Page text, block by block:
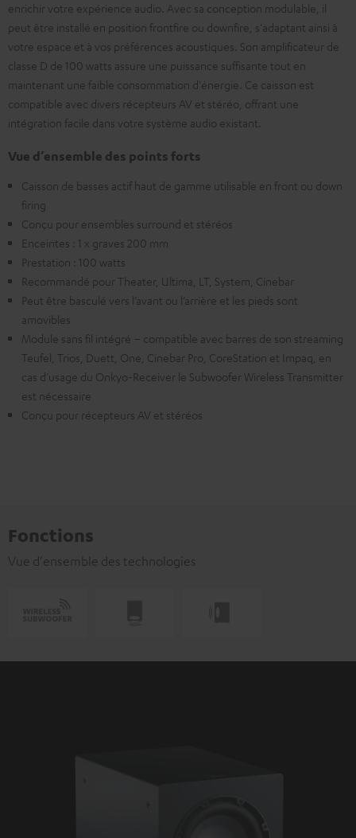
enrichir votre expérience audio. Avec sa conception modulable, il
peut être installé en position frontfire ou downfire, s'adaptant ainsi à
votre espace et à vos préférences acoustiques. Son amplificateur de
classe D de 100 watts assure une puissance suffisante tout en
maintenant une faible consommation d'énergie. Ce caisson est
compatible avec divers récepteurs AV et stéréo, offrant une
intégration facile dans votre système audio existant.
Vue d’ensemble des points forts
Caisson de basses actif haut de gamme utilisable en front ou down
firing
Conçu pour ensembles surround et stéréos
Enceintes : 1 x graves 200 mm
Prestation : 100 watts
Recommandé pour Theater, Ultima, LT, System, Cinebar
Peut être basculé vers l’avant ou l’arrière et les pieds sont
amovibles
Module sans fil intégré – compatible avec barres de son streaming
Teufel, Trios, Duett, One, Cinebar Pro, CoreStation et Impaq, en
cas d’usage du Onkyo-Receiver le Subwoofer Wireless Transmitter
est nécessaire
Conçu pour récepteurs AV et stéréos
Fonctions
Vue d'ensemble des technologies